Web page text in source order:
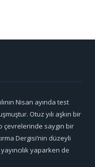
Nisan ayında test
Otuz yılı aşkın bir
çevrelerinde saygın bir
Dergisi’nin düzeyli
yaparken de